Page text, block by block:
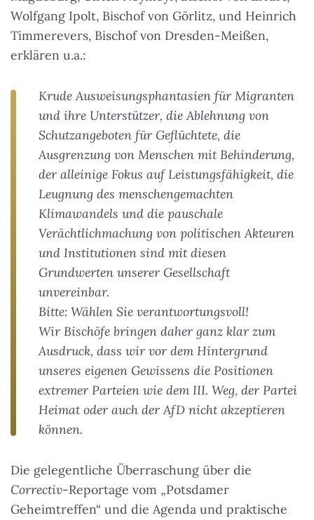
Wolfgang Ipolt, Bischof von Görlitz, und Heinrich
Timmerevers, Bischof von Dresden-Meißen,
erklären u.a.:
Krude Ausweisungsphantasien für Migranten
und ihre Unterstützer, die Ablehnung von
Schutzangeboten für Geflüchtete, die
Ausgrenzung von Menschen mit Behinderung,
der alleinige Fokus auf Leistungsfähigkeit, die
Leugnung des menschengemachten
Klimawandels und die pauschale
Verächtlichmachung von politischen Akteuren
und Institutionen sind mit diesen
Grundwerten unserer Gesellschaft
unvereinbar.
Bitte: Wählen Sie verantwortungsvoll!
Wir Bischöfe bringen daher ganz klar zum
Ausdruck, dass wir vor dem Hintergrund
unseres eigenen Gewissens die Positionen
extremer Parteien wie dem III. Weg, der Partei
Heimat oder auch der AfD nicht akzeptieren
können.
Die gelegentliche Überraschung über die
Correctiv-Reportage vom „Potsdamer
Geheimtreffen“ und die Agenda und praktische